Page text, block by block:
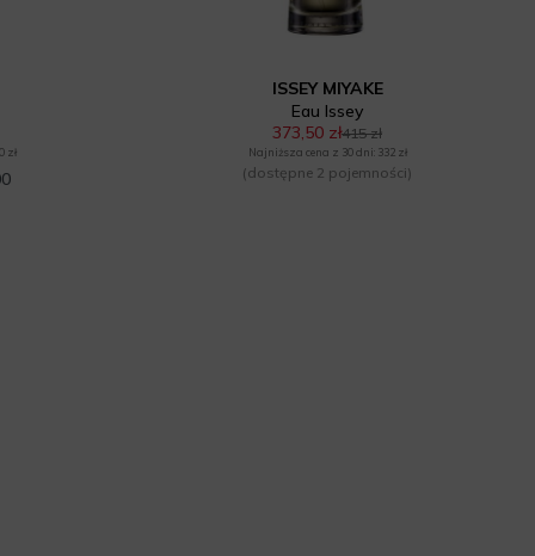
zł
ISSEY MIYAKE
Eau Issey
373,50 zł415 zł
Najniższa cena z 30 dni: 332 zł
(dostępne 2 pojemności)